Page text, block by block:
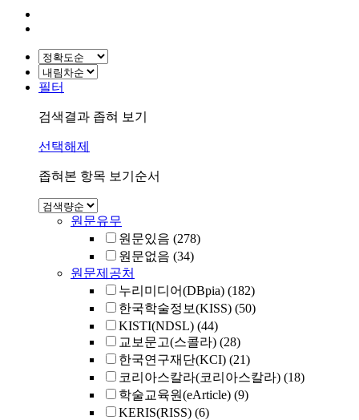
필터
검색결과 좁혀 보기
선택해제
좁혀본 항목 보기순서
원문유무
원문있음 (278)
원문없음 (34)
원문제공처
누리미디어(DBpia) (182)
한국학술정보(KISS) (50)
KISTI(NDSL) (44)
교보문고(스콜라) (28)
한국연구재단(KCI) (21)
코리아스칼라(코리아스칼라) (18)
학술교육원(eArticle) (9)
KERIS(RISS) (6)